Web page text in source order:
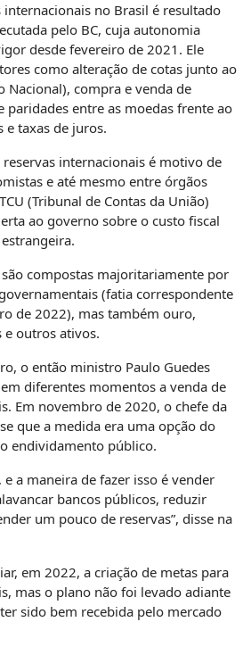
no Brasil é resultado
pelo BC, cuja autonomia
desde fevereiro de 2021. Ele
como alteração de cotas junto ao
Nacional), compra e venda de
paridades entre as moedas frente ao
e taxas de juros.
internacionais é motivo de
e até mesmo entre órgãos
(Tribunal de Contas da União)
ao governo sobre o custo fiscal
compostas majoritariamente por
(fatia correspondente
de 2022), mas também ouro,
e outros ativos.
o então ministro Paulo Guedes
diferentes momentos a venda de
Em novembro de 2020, o chefe da
que a medida era uma opção do
endividamento público.
e a maneira de fazer isso é vender
bancos públicos, reduzir
um pouco de reservas”, disse na
em 2022, a criação de metas para
mas o plano não foi levado adiante
sido bem recebida pelo mercado